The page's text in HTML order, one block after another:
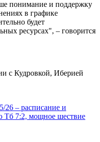
понимание и поддержку
в графике
будет
ресурсах", – говорится
с Кудровкой, Иберией
– расписание и
Тб 7:2, мощное шествие